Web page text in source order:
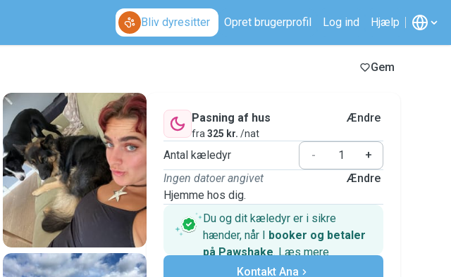
Bliv dyresitter Opret brugerprofil Log ind Hjælp
Gem
Pasning af hus
fra 325 kr. /nat
Ændre
Antal kæledyr -
+
Ingen datoer angivet
Hjemme hos dig.
Ændre
Du og dit kæledyr er i sikre
hænder, når I booker og betaler
på Pawshake. Læs mere
Sikre betalinger
Support, hvis planerne ændrer
Kontakt Ana